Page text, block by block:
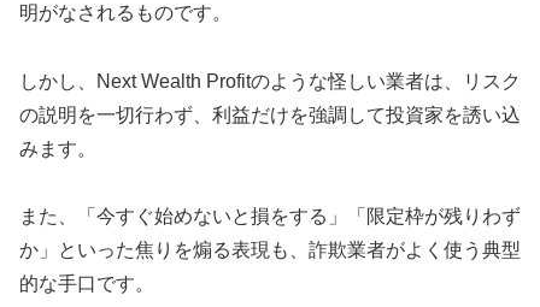
明がなされるものです。
しかし、Next Wealth Profitのような怪しい業者は、リスク
の説明を一切行わず、利益だけを強調して投資家を誘い込
みます。
また、「今すぐ始めないと損をする」「限定枠が残りわず
か」といった焦りを煽る表現も、詐欺業者がよく使う典型
的な手口です。